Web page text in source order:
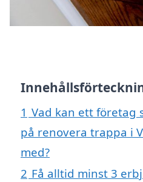
1 Vad kan ett företag
på renovera trappa i
med?
2 Få alltid minst 3